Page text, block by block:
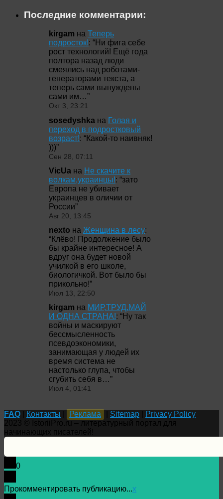
Последние комментарии:
kirgam на Теперь
подросток!: “Ни фига себе
рост технологий! Ещё года
полтора назад люди
смеялись над роботами-
генераторами текста, а
теперь сами вынуждены
сами им…”
Окт 3, 23:21
sosedyshka на Голая и
переход в подростковый
возраст!: “Какой-то наивняк!
)))”
Сен 28, 07:11
VicUa на Не скачите к
волкам,украинцы!: “зато
Европа не убивает
украинцев в оличии от
России”
Авг 20, 13:45
nexto на Женщина в лесу:
“Клёво! Продолжение было
бы крайне интересное! А
вдруг она будет новой
училкой в его школе,
биологичкой. Вот было бы
прикольно!”
Июл 13, 22:50
kirgam на МИР,ТРУД,МАЙ
И ОДНА СТРАНА!: “Ну так
войны и маскируют
бессмысленность
псевдоэкономики,
занимающая у людей их
время система не
настолько глупа, чтобы
сгубить себя в…”
Июл 4, 01:41
FAQ Контакты Реклама Sitemap
Privacy Policy
0
Прокомментировать публикацию...x